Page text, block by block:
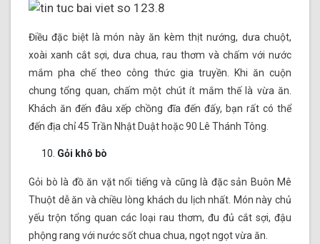
Điều đặc biệt là món này ăn kèm thịt nướng, dưa chuột,
xoài xanh cắt sợi, dưa chua, rau thơm và chấm với nước
mắm pha chế theo công thức gia truyền. Khi ăn cuộn
chung tổng quan, chấm một chút ít mắm thế là vừa ăn.
Khách ăn đến đâu xếp chồng đĩa đến đấy, bạn rất có thể
đến địa chỉ 45 Trần Nhật Duật hoặc 90 Lê Thánh Tông.
Gỏi khô bò
Gỏi bò là đồ ăn vặt nổi tiếng và cũng là đặc sản Buôn Mê
Thuột dễ ăn và chiều lòng khách du lịch nhất. Món này chủ
yếu trộn tổng quan các loại rau thơm, đu đủ cắt sợi, đậu
phộng rang với nước sốt chua chua, ngọt ngọt vừa ăn.